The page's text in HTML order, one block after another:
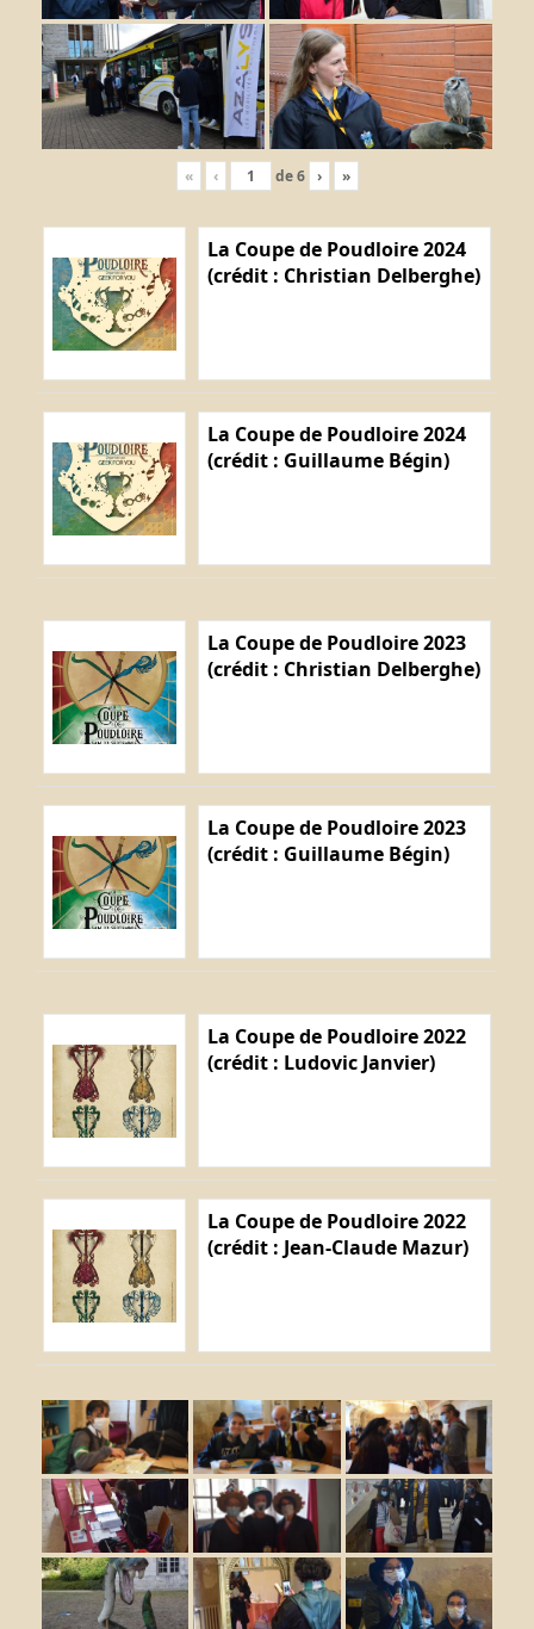
« ‹ de6 › »
La Coupe de Poudloire 2024
(crédit : Christian Delberghe)
La Coupe de Poudloire 2024
(crédit : Guillaume Bégin)
La Coupe de Poudloire 2023
(crédit : Christian Delberghe)
La Coupe de Poudloire 2023
(crédit : Guillaume Bégin)
La Coupe de Poudloire 2022
(crédit : Ludovic Janvier)
La Coupe de Poudloire 2022
(crédit : Jean-Claude Mazur)